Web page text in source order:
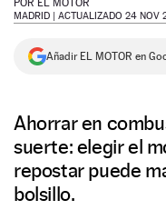
NEWSLETTER
POR EL MOTOR
MADRID | ACTUALIZADO 24 NOV
Añadir EL MOTOR en
Ahorrar en
suerte: elegir el
repostar puede
bolsillo.